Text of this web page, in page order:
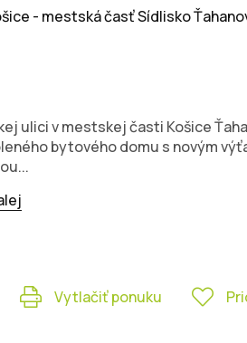
- mestská časť Sídlisko
ulici v mestskej časti Košice
bytového domu s novým
Vytlačiť ponuku